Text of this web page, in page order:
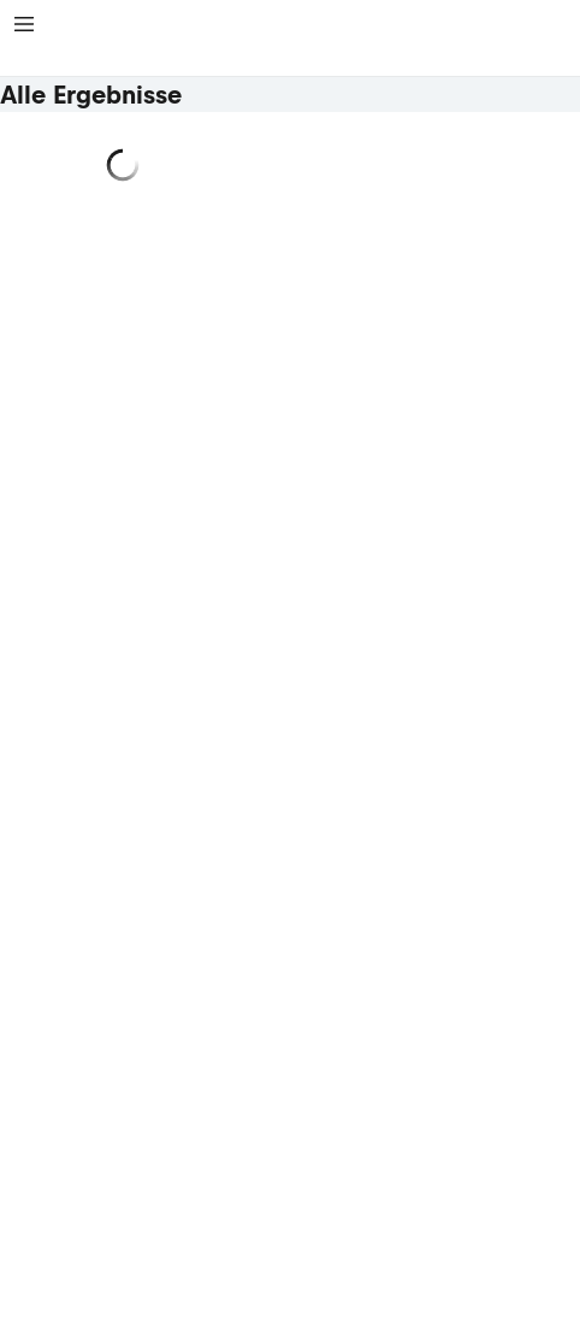
Alle Ergebnisse